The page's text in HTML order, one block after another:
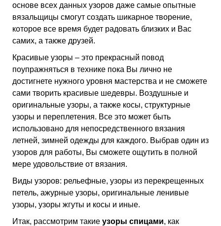
основе всех данных узоров даже самые опытные
вязальщицы смогут создать шикарное творение,
которое все время будет радовать близких и Вас
самих, а также друзей.
Красивые узоры – это прекрасный повод
поупражняться в технике пока Вы лично не
достигнете нужного уровня мастерства и не сможете
сами творить красивые шедевры. Воздушные и
оригинальные узоры, а также косы, структурные
узоры и переплетения. Все это может быть
использовано для непосредственного вязания
летней, зимней одежды для каждого. Выбрав один из
узоров для работы, Вы сможете ощутить в полной
мере удовольствие от вязания.
Виды узоров: рельефные, узоры из перекрещенных
петель, ажурные узоры, оригинальные ленивые
узоры, узоры жгуты и косы и иные.
Итак, рассмотрим такие узоры спицами, как